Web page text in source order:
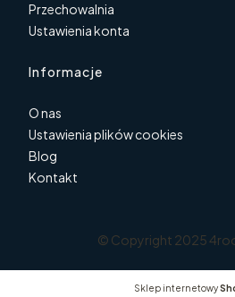
Przechowalnia
Ustawienia konta
Informacje
O nas
Ustawienia plików cookies
Blog
Kontakt
© Copyright 2025
Sklep internetowy